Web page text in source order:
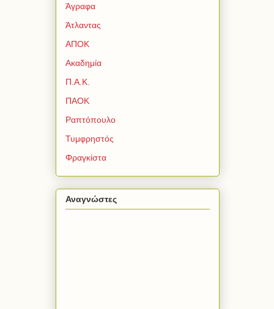
Άγραφα
Άτλαντας
ΑΠΟΚ
Ακαδημία
Π.Α.Κ.
ΠΑΟΚ
Ραπτόπουλο
Τυμφρηστός
Φραγκίστα
Αναγνώστες